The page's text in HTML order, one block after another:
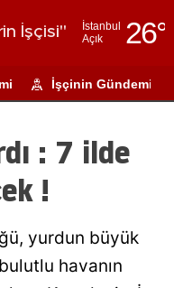
İşçisi"
İstanbul
Açık
26°
Adıyaman
Ağrı
Ankara
Antalya
İşçinin Gündemi
: 7 ilde
!
yurdun büyük
havanın